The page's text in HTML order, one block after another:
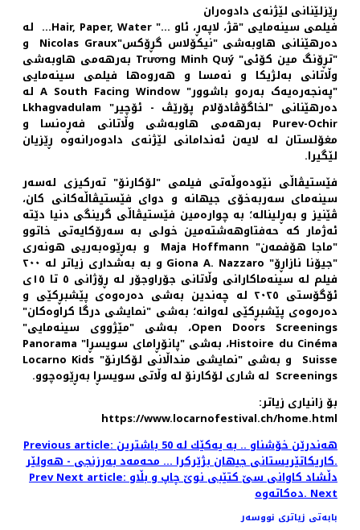
ڕێزلێنانی لێژنه‌ی دادوه‌ران
فیلمی سینه‌مایی "قژ، لاپه‌ڕ‌، ئاو ..." Hair, Paper, Water... له
ده‌رهێنانی هاوبه‌شی "نیکۆلاس گڕۆکس"Nicolas Graux و
"تڕۆنگ مین کۆئی" Trương Minh Quý به‌رهه‌می هاوبه‌شی
وڵاتانی به‌لژیکا و نه‌مسا و هه‌روه‌ها فیلمی سینه‌مایی
"په‌نجه‌ره‌یه‌ک به‌ره‌و باشوور" A South Facing Window له
ده‌رهێنانی "لخاگۆڤادۆلام پۆرێڤ - ئۆچیر" Lkhagvadulam
Purev-Ochir به‌رهه‌می هاوبه‌شی وڵاتانی فه‌ڕه‌نسا و
مغۆلستان له لایه‌ن ئه‌ندامانی لێژنه‌ی دادوه‌رانه‌وه ڕێزیان
لێگیرا.
فێستیڤاڵی نێوده‌وڵه‌تی فیلمی "لۆکارنۆ" ته‌رکیزی له‌سه‌ر
سینه‌مای سه‌ربه‌خۆی جیهانه و دوای فێستیڤاڵه‌کانی کان،
ڤێنیز و به‌ڕلیناله؛ به چواره‌مین فێستیڤاڵی گرینگی دنیا دێته
ئه‌ژمار که حه‌فتاوهه‌شته‌مین خولی به سه‌رۆکایه‌تی خاتوو
"ماجا هۆفمه‌ن" Maja Hoffmann و به‌ڕێوه‌به‌ریی هونه‌ری
"جیۆنا نازاڕۆ" Giona A. Nazzaro و به به‌شداری زیاتر له ٢٠٠
فیلم له سینه‌ماکارانی وڵاتانی جۆراوجۆر له ڕۆژانی ٥ تا ١٥ی
ئۆگۆستی ٢٠٢٥ له چه‌ندین به‌شی ده‌ره‌وه‌ی پێشبڕکێی و
ده‌ره‌وه‌ی پێشبڕکێی له‌وانه؛ به‌شی "نمایشی درگا کراوه‌کان"
Open Doors Screenings، به‌شی "مێژووی سینه‌مایی"
Histoire du Cinéma، به‌شی "پانۆڕامای سویسڕا" Panorama
Suisse و به‌شی "نمایشی منداڵانی لۆکارنۆ" Locarno Kids
Screenings له شاری لۆکارنۆ له وڵاتی سویسڕا به‌ڕێوه‌چوو.
بۆ زانیاری زیاتر:
https://www.locarnofestival.ch/home.html
Previous article: هه‌ندرێن خۆشناو .. به‌ یه‌كێك له‌ 50 باشترین
كاریكاتێریستانی جیهان بژێركرا ... محه‌مه‌د به‌رزنجی - هه‌ولێر.
PrevNext article: دڵشاد کاوانى سێ کتێبى نوێ چاپ و بڵاو
دەکاتەوە.Next
بابەتی زیاتری نووسەر